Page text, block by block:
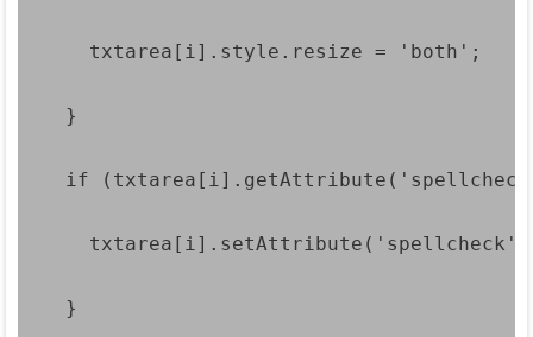
    txtarea[i].style.resize = 'both';
  }
if
  }